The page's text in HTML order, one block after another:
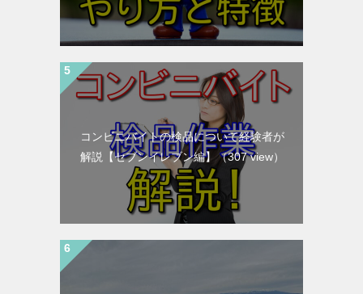
コンビニバイトの検品について経験者が
解説【セブンイレブン編】
（307 view）